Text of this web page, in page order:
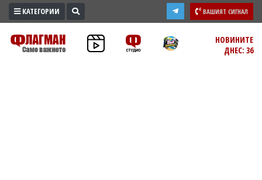
ПРОМО
ЗОНА
КАТЕГОРИИ ВАШИЯТ СИГНАЛ
НОВИНИТЕ
ДНЕС: 36